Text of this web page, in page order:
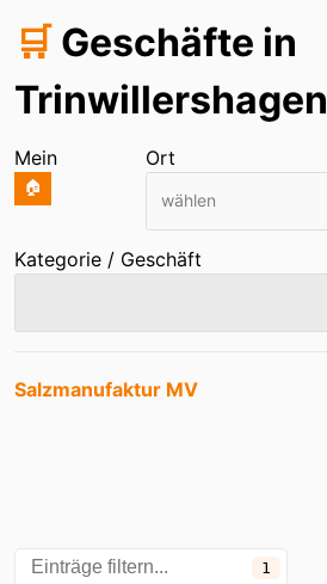
🛒 Geschäfte in
Trinwillershagen
Mein
🏠
Ort
wählen
Kategorie / Geschäft
Einträge
Salzmanufaktur MV
1